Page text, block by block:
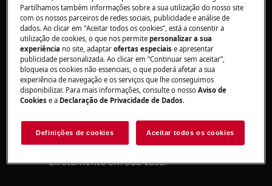
deste procedimento.
Este artigo foi útil?
Peças e acessórios
Encontre as peças de substituição
originais para o seu eletrodoméstico
na nossa loja online e receba-os
diretamente em sua casa.
Partilhamos também informações sobre a sua utilização do nosso site
com os nossos parceiros de redes sociais, publicidade e análise de
dados. Ao clicar em "Aceitar todos os cookies”, está a consentir a
utilização de cookies, o que nos permitepersonalizar a sua
experiência no site, adaptarofertas especiaise apresentar
publicidade personalizada. Ao clicar em “Continuar sem aceitar”,
bloqueia os cookies não essenciais, o que poderá afetar a sua
experiência de navegação e os serviços que lhe conseguimos
disponibilizar. Para mais informações, consulte o nossoAviso de
Cookies e a Declaração de Privacidade de Dados.
Definições de cookies Aceitar todos os cookies